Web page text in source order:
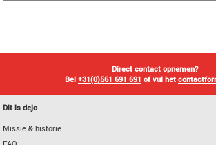
Direct contact opnemen?
Bel +31(0)561 691 691 of vul het
Dit is dejo
Missie & historie